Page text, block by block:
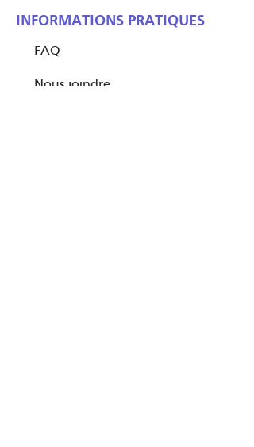
INFORMATIONS PRATIQUES
FAQ
Nous joindre